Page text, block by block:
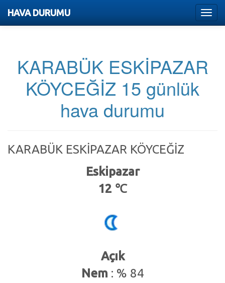
Menu
HAVA DURUMU
KARABÜK ESKİPAZAR
KÖYCEĞİZ 15 günlük
hava durumu
KARABÜK ESKİPAZAR KÖYCEĞİZ
Eskipazar
12 ℃
Açık
Nem : % 84